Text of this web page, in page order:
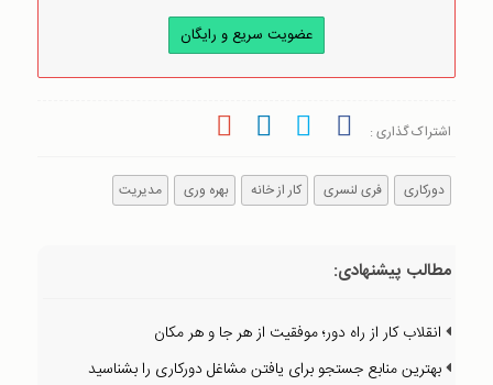
عضویت سریع و رایگان
اشتراک گذاری :
دورکاری فری لنسری کار از خانه بهره وری مدیریت
مطالب پیشنهادی:
انقلاب کار از راه دور؛ موفقیت از هر جا و هر مکان
بهترین منابع جستجو برای یافتن مشاغل دورکاری را بشناسید